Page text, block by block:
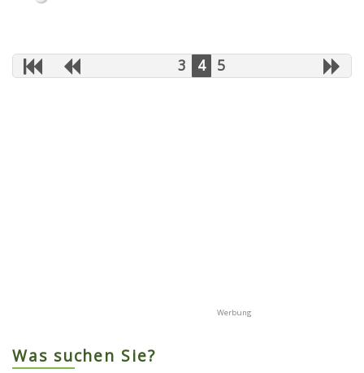
3 4 5
Was suchen Sie?